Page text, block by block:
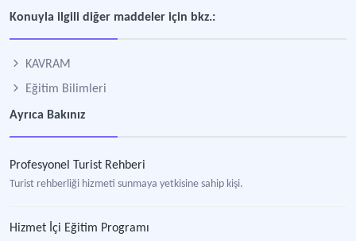
Konuyla ilgili diğer maddeler için bkz.:
KAVRAM
Eğitim Bilimleri
Ayrıca Bakınız
Profesyonel Turist Rehberi
Turist rehberliği hizmeti sunmaya yetkisine sahip kişi.
Hizmet İçi Eğitim Programı